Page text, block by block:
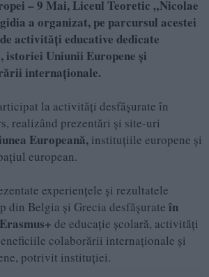
– 9 Mai, Liceul Teoretic „Nicolae
a organizat, pe parcursul acestei
activități educative dedicate
istoriei Uniunii Europene și
internaționale.
la activități desfășurate în
realizând prezentări și site-uri
Europeană, instituțiile europene și
european.
experiențele și rezultatele
din Belgia și Grecia desfășurate în
de educație școlară, activități
colaborării internaționale și
potrivit instituției.